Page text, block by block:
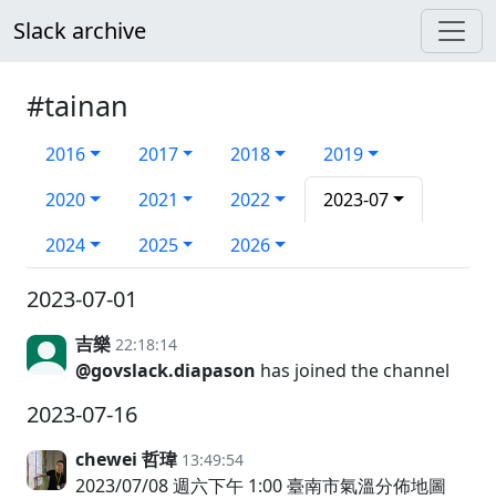
Slack archive
#tainan
2016 2017 2018
2019
2020
2021 2022
2023-07
2024
2025 2026
2023-07-01
吉樂 22:18:14
@govslack.diapason has joined the channel
2023-07-16
chewei 哲瑋 13:49:54
2023/07/08 週六下午 1:00 臺南市氣溫分佈地圖